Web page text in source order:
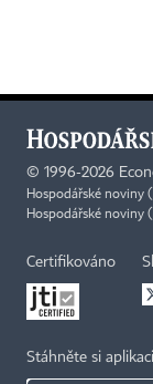
© 1996-2026
Hospodářské
Hospodářské noviny
Certifikováno
Stáhněte si